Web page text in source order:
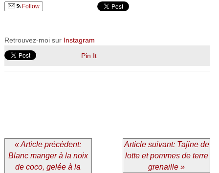
Follow
Retrouvez-moi sur Instagram
Pin It
« Article précédent:
Blanc manger à la noix
de coco, gelée à la
Article suivant: Tajine de
lotte et pommes de terre
grenaille »